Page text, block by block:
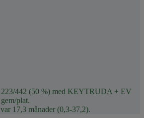
223/442 (50 %) med KEYTRUDA + EV
plat.
17,3 månader (0,3-37,2).